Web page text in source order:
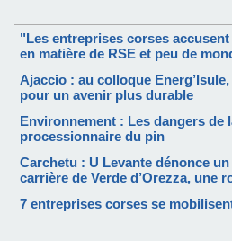
"Les entreprises corses
en matière de RSE et peu de
Ajaccio : au colloque
pour un avenir plus durable
Environnement : Les dangers de
processionnaire du pin
Carchetu : U Levante dénonce
carrière de Verde d’Orezza, une
7 entreprises corses se